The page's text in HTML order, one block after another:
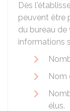
Dès
peuvent être
du bureau
informations
Nom
élus.